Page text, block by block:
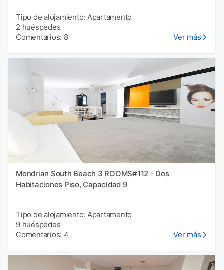
Tipo de alojamiento: Apartamento
2 huéspedes
Comentarios: 8
Ver más
Mondrian South Beach 3 ROOMS#112 - Dos
Habitaciones Piso, Capacidad 9
Tipo de alojamiento: Apartamento
9 huéspedes
Comentarios: 4
Ver más